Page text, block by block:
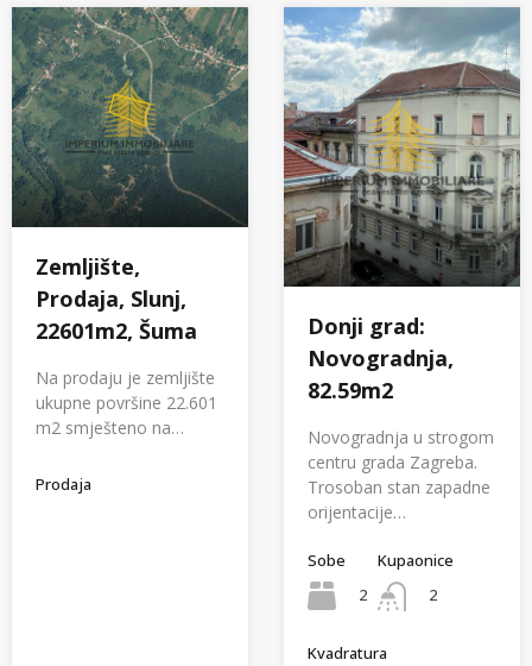
Zemljište,
Prodaja, Slunj,
22601m2, Šuma
Na prodaju je zemljište
ukupne površine 22.601
m2 smješteno na…
Prodaja
Donji grad:
Novogradnja,
82.59m2
Novogradnja u strogom
centru grada Zagreba.
Trosoban stan zapadne
orijentacije…
Sobe
2
Kupaonice
2
Kvadratura